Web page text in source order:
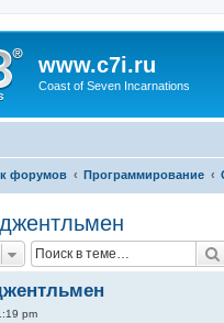
www.c7i.ru
Coast of Seven Incarnations
форумов Программирование
pm